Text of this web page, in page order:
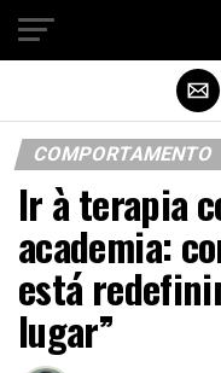
COMPORTAMENTO
Ir à terapia
academia:
está
lugar”